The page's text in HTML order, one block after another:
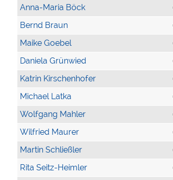
Anna-Maria Böck
Bernd Braun
Maike Goebel
Daniela Grünwied
Katrin Kirschenhofer
Michael Latka
Wolfgang Mahler
Wilfried Maurer
Martin Schließler
Rita Seitz-Heimler